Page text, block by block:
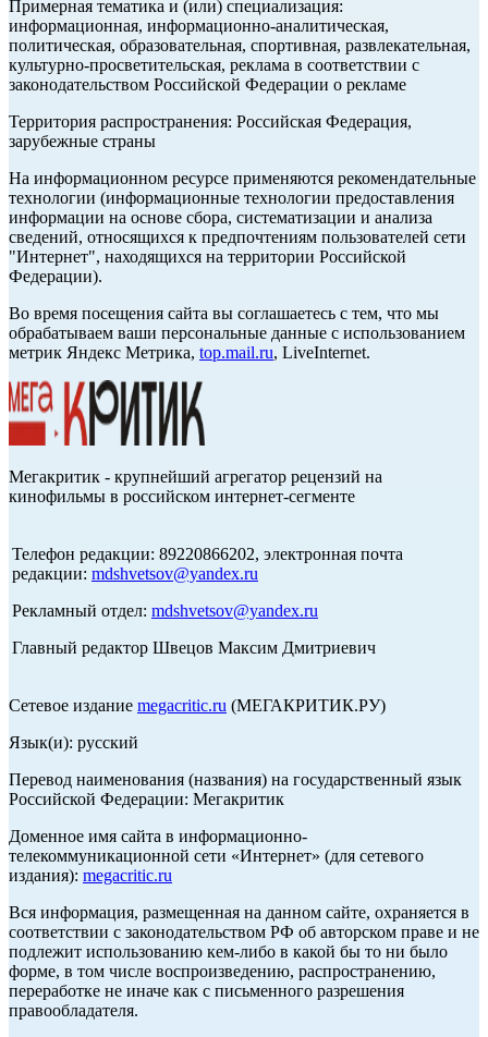
Примерная тематика и (или) специализация:
информационная, информационно-аналитическая,
политическая, образовательная, спортивная, развлекательная,
культурно-просветительская, реклама в соответствии с
законодательством Российской Федерации о рекламе
Территория распространения: Российская Федерация,
зарубежные страны
На информационном ресурсе применяются рекомендательные
технологии (информационные технологии предоставления
информации на основе сбора, систематизации и анализа
сведений, относящихся к предпочтениям пользователей сети
"Интернет", находящихся на территории Российской
Федерации).
Во время посещения сайта вы соглашаетесь с тем, что мы
обрабатываем ваши персональные данные с использованием
метрик Яндекс Метрика, top.mail.ru, LiveInternet.
Мегакритик - крупнейший агрегатор рецензий на
кинофильмы в российском интернет-сегменте
Телефон редакции: 89220866202, электронная почта
редакции: mdshvetsov@yandex.ru
Рекламный отдел: mdshvetsov@yandex.ru
Главный редактор Швецов Максим Дмитриевич
Сетевое издание megacritic.ru (МЕГАКРИТИК.РУ)
Язык(и): русский
Перевод наименования (названия) на государственный язык
Российской Федерации: Мегакритик
Доменное имя сайта в информационно-
телекоммуникационной сети «Интернет» (для сетевого
издания): megacritic.ru
Вся информация, размещенная на данном сайте, охраняется в
соответствии с законодательством РФ об авторском праве и не
подлежит использованию кем-либо в какой бы то ни было
форме, в том числе воспроизведению, распространению,
переработке не иначе как с письменного разрешения
правообладателя.